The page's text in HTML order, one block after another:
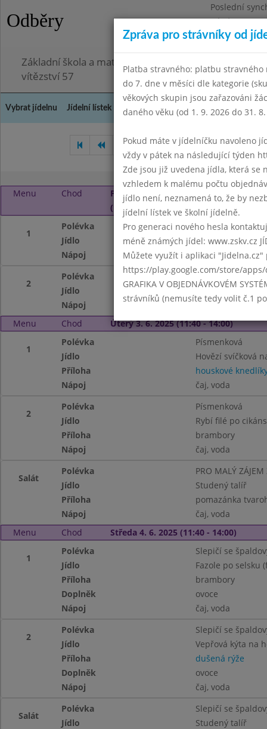
Odběry
Poslední
Pátek
Omezení
Základní škola a mateřská škola Chodov, Praha 4,
vítězství 57
Vybrat jídelnu Jídelní lístek Historie Kontakty a informace
Duben 2025 Květen 2025
Menu Chod
Pondělí 2. 6. 2025
(11:40 - 14:00)
1
Polévka
Gulášová
Jídlo
Kynuté knedlíky
Nápoj
ochucené mléko,
2
Polévka
Gulášová
Jídlo
Zapečené
Nápoj
ochucené mléko,
Menu
Chod Úterý 3. 6. 2025 (11:40 - 14:00)
1
Polévka
Písmenková
Jídlo
Hovězí svíčková
Příloha
houskové
Nápoj
čaj, voda
2
Polévka
Písmenková
Jídlo
Rybí filé po
Příloha
brambory
Nápoj
čaj, voda
Salát
Polévka
PRO MALÝ
Jídlo
Studený talíř
Příloha
pomazánka
Nápoj
čaj, voda
Menu
Chod Středa 4. 6. 2025 (11:40 - 14:00)
1
Polévka
Slepičí se
Jídlo
Fazole po selsku
Příloha
brambory
Doplněk
ovoce
Nápoj
čaj, voda
2
Polévka
Slepičí se
Jídlo
Vepřová kýta na
Příloha
dušená rýže
Doplněk
ovoce
Nápoj
čaj, voda
Salát
Polévka
Slepičí se
Jídlo
Studený talíř
Zpráva pro strávníky od
Platba stravného: platbu stravného
do 7. dne v měsíci dle kategorie
věkových skupin jsou zařazováni
daného věku (od 1. 9. 2026 do 31.
Pokud máte v jídelníčku navoleno
vždy v pátek na následující týden
Zde jsou již uvedena jídla, která se
vzhledem k malému počtu
jídlo není, neznamená to, že by
jídelní lístek ve školní jídelně.
Pro generaci nového hesla
méně známých jídel: www.zskv.cz
Můžete využít i aplikaci
https://play.google.com/store/
GRAFIKA V OBJEDNÁVKOVÉM
strávníků (nemusíte tedy volit č.1